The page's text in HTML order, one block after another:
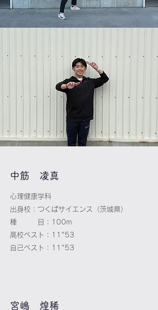
​中筋 凌真
心理健康学科
出身校：つくばサイエンス（茨城県）
種 目：100m
高校ベスト：11"53
自己ベスト：11"53
​宮嶋 煌稀